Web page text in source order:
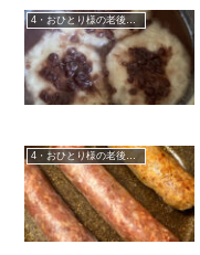
4・おひとり様の老後準備